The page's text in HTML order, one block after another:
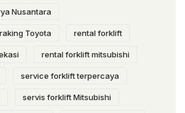
Nusantara
Toyota rental forklift
rental forklift mitsubishi
service forklift terpercaya
servis forklift Mitsubishi